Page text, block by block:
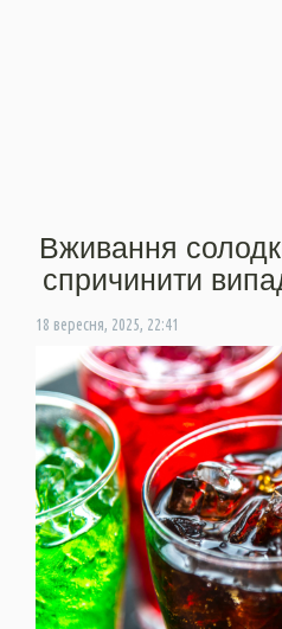
Вживання
спричинити
18 вересня, 2025, 22:41